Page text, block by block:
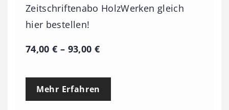
Zeitschriftenabo HolzWerken gleich
hier bestellen!
74,00€ – 93,00 €P
e
Mehr Erfahren